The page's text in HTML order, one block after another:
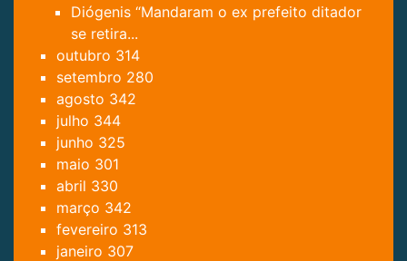
Diógenis “Mandaram o ex prefeito ditador
se retira...
outubro 314
setembro 280
agosto 342
julho 344
junho 325
maio 301
abril 330
março 342
fevereiro 313
janeiro 307